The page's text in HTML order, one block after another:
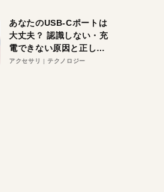
あなたのUSB-Cポートは
大丈夫？ 認識しない・充
電できない原因と正しい
対策
アクセサリ テクノロジー